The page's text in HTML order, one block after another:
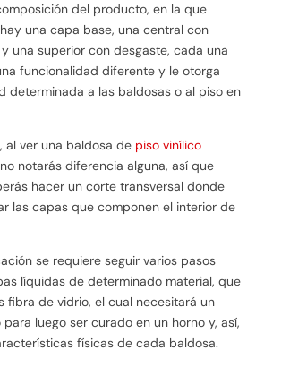
del producto, en la que
una capa base, una central con
una superior con desgaste, cada una
funcionalidad diferente y le otorga
determinada a las baldosas o al piso en
al ver una baldosa de piso vinílico
notarás diferencia alguna, así que
hacer un corte transversal donde
las capas que componen el interior de
se requiere seguir varios pasos
líquidas de determinado material, que
fibra de vidrio, el cual necesitará un
luego ser curado en un horno y, así,
físicas de cada baldosa.